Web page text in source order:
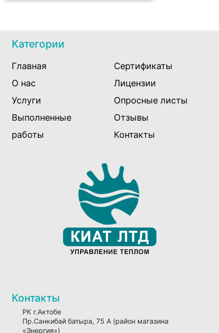
Категории
Главная
О нас
Услуги
Выполненные
работы
Сертификаты
Лицензии
Опросные листы
Отзывы
Контакты
Контакты
РК г.Актобе
Пр.Санкибай батыра, 75 А (район магазина
«Энергия»)